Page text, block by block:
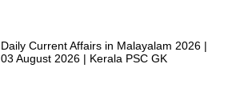
Daily Current Affairs in Malayalam 2026 |
03 August 2026 | Kerala PSC GK